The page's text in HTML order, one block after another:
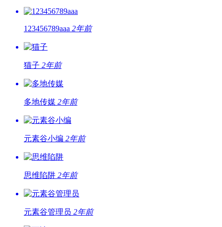
123456789aaa 2年前
猫子 2年前
多地传媒 2年前
元素谷小编 2年前
思维陷阱 2年前
元素谷管理员 2年前